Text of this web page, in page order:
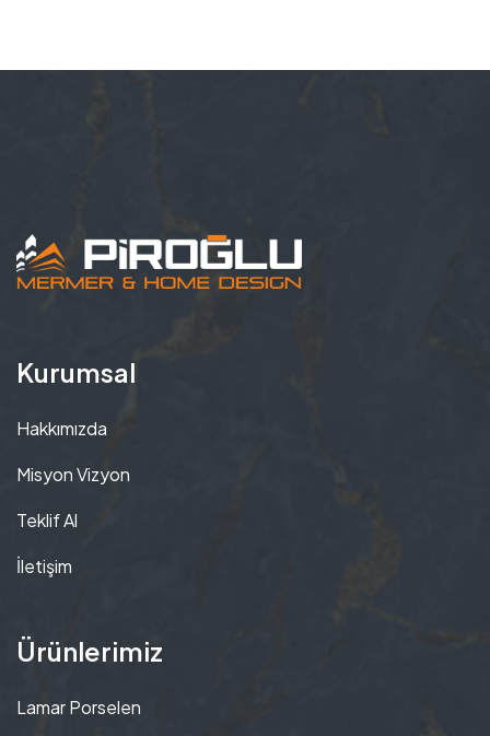
Kurumsal
Hakkımızda
Misyon Vizyon
Teklif Al
İletişim
Ürünlerimiz
Lamar Porselen